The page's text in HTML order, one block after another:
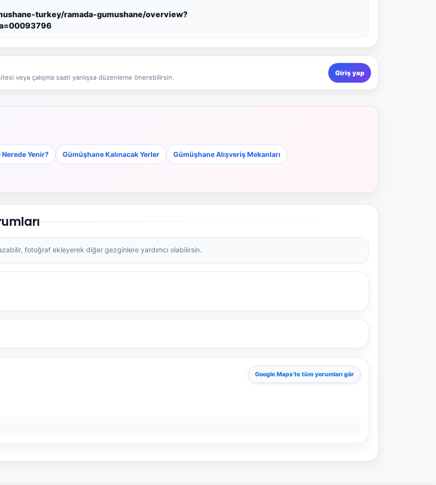
turkey/ramada-gumushane/overview?
veya çalışma saati yanlışsa düzenleme önerebilirsin.
Giriş yap
Yenir? Gümüşhane Kalınacak Yerler Gümüşhane Alışveriş Mekanları
fotoğraf ekleyerek diğer gezginlere yardımcı olabilirsin.
Google Maps’te tüm yorumları gör
AI kullanmadan, sitedeki gerçek yerlerle akıllı rota
önerir.
Şehir / ilçe
🧭 Rehber ⭐ Popüler ✨ İlk kez gelen
🏛️ Tarihi 🌿 Doğa
☔ Yağmurlu ₺ Ekonomik
Durak